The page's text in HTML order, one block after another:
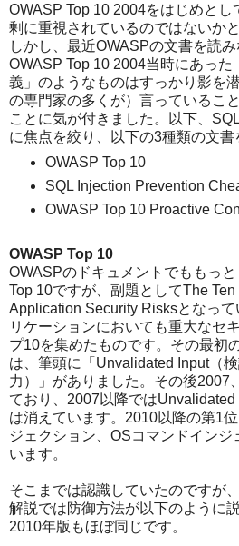
OWASP Top 10 2004をはじめとし
剰に重視されているのではないか
しかし、最近OWASPの文書を読み
OWASP Top 10 2004当時にあっ
義」のようなものはすっかり影を
の専門家の多くが）言っているこ
ことに気が付きました。以下、
に焦点を絞り、以下の3種類の文書
OWASP Top 10
SQL Injection Prevention
OWASP Top 10 Proactive
OWASP Top 10
OWASPのドキュメントでももっ
Top 10ですが、副題としてThe
Application Security Risksとなっ
リケーションにおいても重大なセ
プ10を集めたものです。その最初
は、筆頭に「Unvalidated Input（
力）」がありました。その後2007
ており、2007以降では
は消えています。2010以降の第1
ジェクション、OSコマンドインジ
います。
そこまでは認識していたのですが
解説では防御方法が以下のように
2010年版もほぼ同じです。